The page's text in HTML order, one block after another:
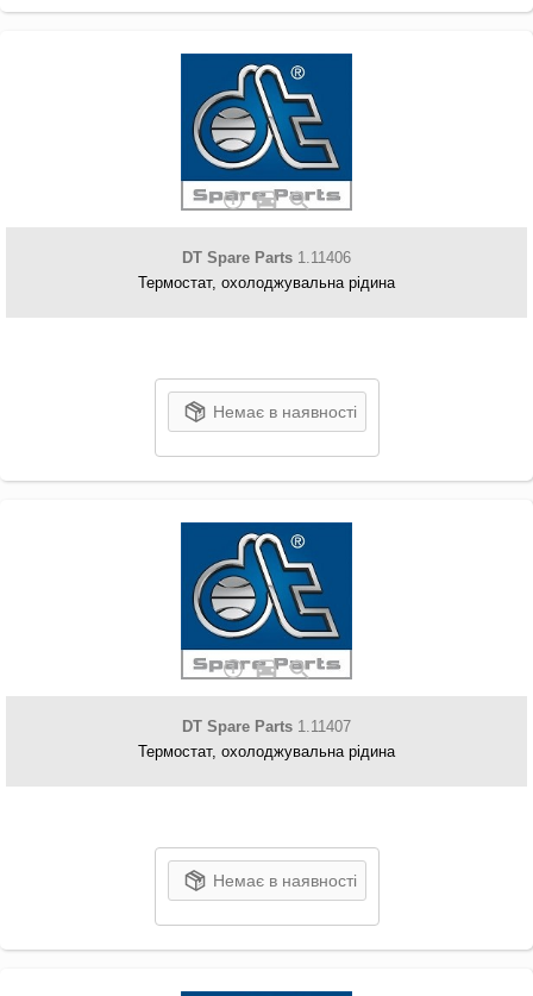
DT Spare Parts 1.11406
Термостат, охолоджувальна рідина
Немає в наявності
DT Spare Parts 1.11407
Термостат, охолоджувальна рідина
Немає в наявності